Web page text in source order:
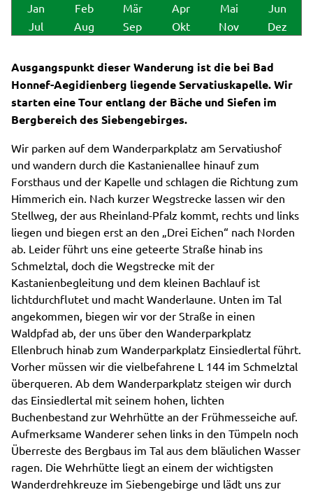
Jan Feb Mär Apr Mai
Jun
Jul
Aug Sep Okt Nov Dez
Ausgangspunkt dieser Wanderung ist die bei Bad
Honnef-Aegidienberg liegende Servatiuskapelle. Wir
starten eine Tour entlang der Bäche und Siefen im
Bergbereich des Siebengebirges.
Wir parken auf dem Wanderparkplatz am Servatiushof
und wandern durch die Kastanienallee hinauf zum
Forsthaus und der Kapelle und schlagen die Richtung zum
Himmerich ein. Nach kurzer Wegstrecke lassen wir den
Stellweg, der aus Rheinland-Pfalz kommt, rechts und links
liegen und biegen erst an den „Drei Eichen“ nach Norden
ab. Leider führt uns eine geteerte Straße hinab ins
Schmelztal, doch die Wegstrecke mit der
Kastanienbegleitung und dem kleinen Bachlauf ist
lichtdurchflutet und macht Wanderlaune. Unten im Tal
angekommen, biegen wir vor der Straße in einen
Waldpfad ab, der uns über den Wanderparkplatz
Ellenbruch hinab zum Wanderparkplatz Einsiedlertal führt.
Vorher müssen wir die vielbefahrene L 144 im Schmelztal
überqueren. Ab dem Wanderparkplatz steigen wir durch
das Einsiedlertal mit seinem hohen, lichten
Buchenbestand zur Wehrhütte an der Frühmesseiche auf.
Aufmerksame Wanderer sehen links in den Tümpeln noch
Überreste des Bergbaus im Tal aus dem bläulichen Wasser
ragen. Die Wehrhütte liegt an einem der wichtigsten
Wanderdrehkreuze im Siebengebirge und lädt uns zur